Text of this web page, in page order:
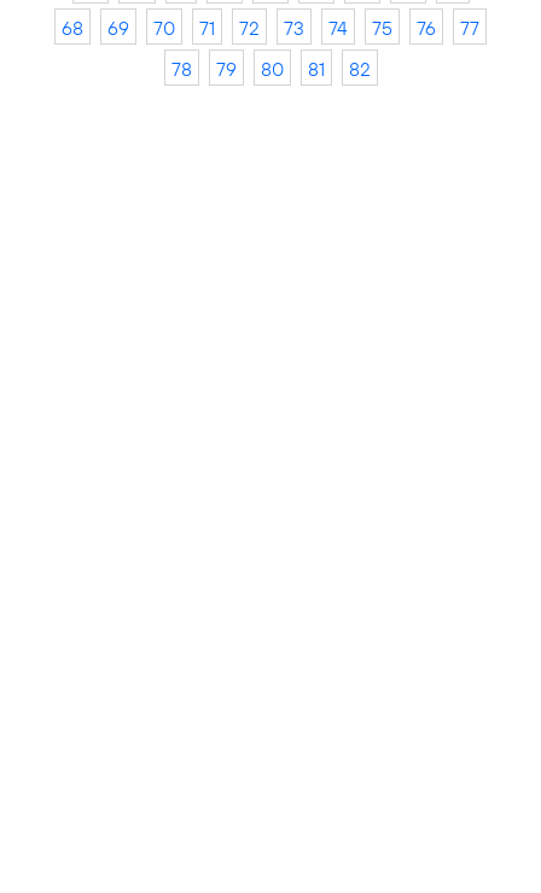
68
69 70 71 72 73 74 75 76
77
78
79 80 81 82